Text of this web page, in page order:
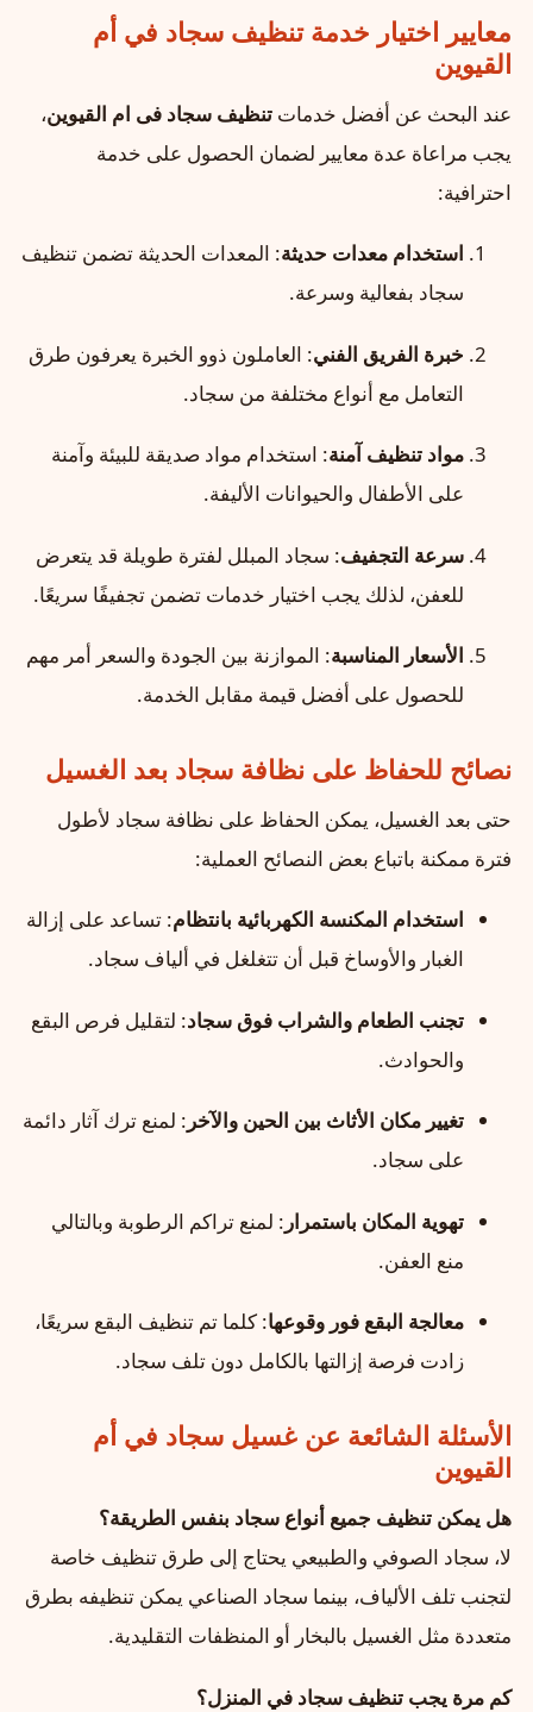
معايير اختيار خدمة تنظيف سجاد في أم
القيوين
عند البحث عن أفضل خدمات تنظيف سجاد فى ام القيوين،
يجب مراعاة عدة معايير لضمان الحصول على خدمة
احترافية:
استخدام معدات حديثة: المعدات الحديثة تضمن تنظيف
سجاد بفعالية وسرعة.
خبرة الفريق الفني: العاملون ذوو الخبرة يعرفون طرق
التعامل مع أنواع مختلفة من سجاد.
مواد تنظيف آمنة: استخدام مواد صديقة للبيئة وآمنة
على الأطفال والحيوانات الأليفة.
سرعة التجفيف: سجاد المبلل لفترة طويلة قد يتعرض
للعفن، لذلك يجب اختيار خدمات تضمن تجفيفًا سريعًا.
الأسعار المناسبة: الموازنة بين الجودة والسعر أمر مهم
للحصول على أفضل قيمة مقابل الخدمة.
نصائح للحفاظ على نظافة سجاد بعد الغسيل
حتى بعد الغسيل، يمكن الحفاظ على نظافة سجاد لأطول
فترة ممكنة باتباع بعض النصائح العملية:
استخدام المكنسة الكهربائية بانتظام: تساعد على إزالة
الغبار والأوساخ قبل أن تتغلغل في ألياف سجاد.
تجنب الطعام والشراب فوق سجاد: لتقليل فرص البقع
والحوادث.
تغيير مكان الأثاث بين الحين والآخر : لمنع ترك آثار دائمة
على سجاد.
تهوية المكان باستمرار : لمنع تراكم الرطوبة وبالتالي
منع العفن.
معالجة البقع فور وقوعها: كلما تم تنظيف البقع سريعًا،
زادت فرصة إزالتها بالكامل دون تلف سجاد.
الأسئلة الشائعة عن غسيل سجاد في أم
القيوين
هل يمكن تنظيف جميع أنواع سجاد بنفس الطريقة؟
لا، سجاد الصوفي والطبيعي يحتاج إلى طرق تنظيف خاصة
لتجنب تلف الألياف، بينما سجاد الصناعي يمكن تنظيفه بطرق
متعددة مثل الغسيل بالبخار أو المنظفات التقليدية.
كم مرة يجب تنظيف سجاد في المنزل؟